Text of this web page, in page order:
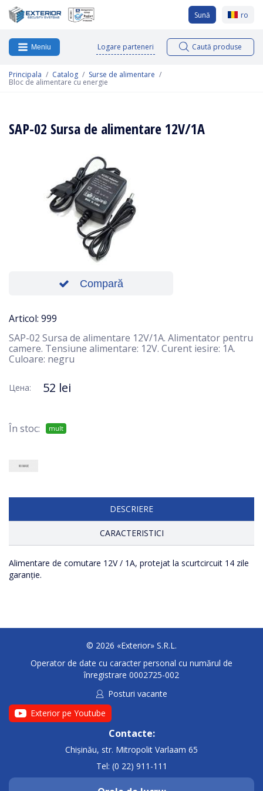
Sună ro
Meniu Logare parteneri Caută produse
Principala Catalog Surse de alimentare
Bloc de alimentare cu energie
SAP-02 Sursa de alimentare 12V/1A
Compară
Articol: 999
SAP-02 Sursa de alimentare 12V/1A. Alimentator pentru
camere. Tensiune alimentare: 12V. Curent iesire: 1A.
Culoare: negru
Цена: 52 lei
În stoc: mult
DESCRIERE
CARACTERISTICI
Alimentare de comutare 12V / 1A, protejat la scurtcircuit 14 zile
garanție.
© 2026 «Exterior» S.R.L.
Operator de date cu caracter personal cu numărul de
înregistrare 0002725-002
Posturi vacante
Exterior pe Youtube
Contacte:
Chișinău, str. Mitropolit Varlaam 65
Tel: (0 22) 911-111